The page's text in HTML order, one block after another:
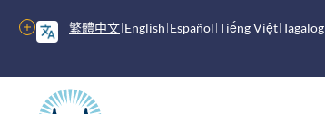
容
繁體中文 English Español Tiếng Việt Tagalog
更
選